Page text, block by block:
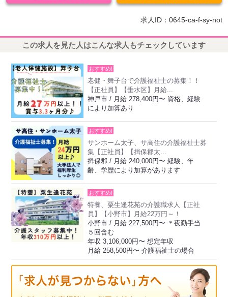
求人ID：0645-ca-f-sy-not
この求人を見た人はこんな求人もチェックしています
おすすめ!
老健・舞子台で介護福祉士の募集！！
【正社員】【垂水区】月給...
神戸市 / 月給 278,400円〜 資格、経験
により加算あり
おすすめ!
サンホーム太子、サ高住の介護福祉士募
集【正社員】【揖保郡太...
揖保郡 / 月給 240,000円〜 経験、年
齢、学歴により加算があります
おすすめ!
特養、粟生逢花苑の介護職求人【正社
員】【小野市】月給22万円～！
小野市 / 月給 227,500円〜 ＊夜勤手当
５回含む
年収 3,106,000円〜 想定年収
月給 258,500円〜 介護福祉士の場合